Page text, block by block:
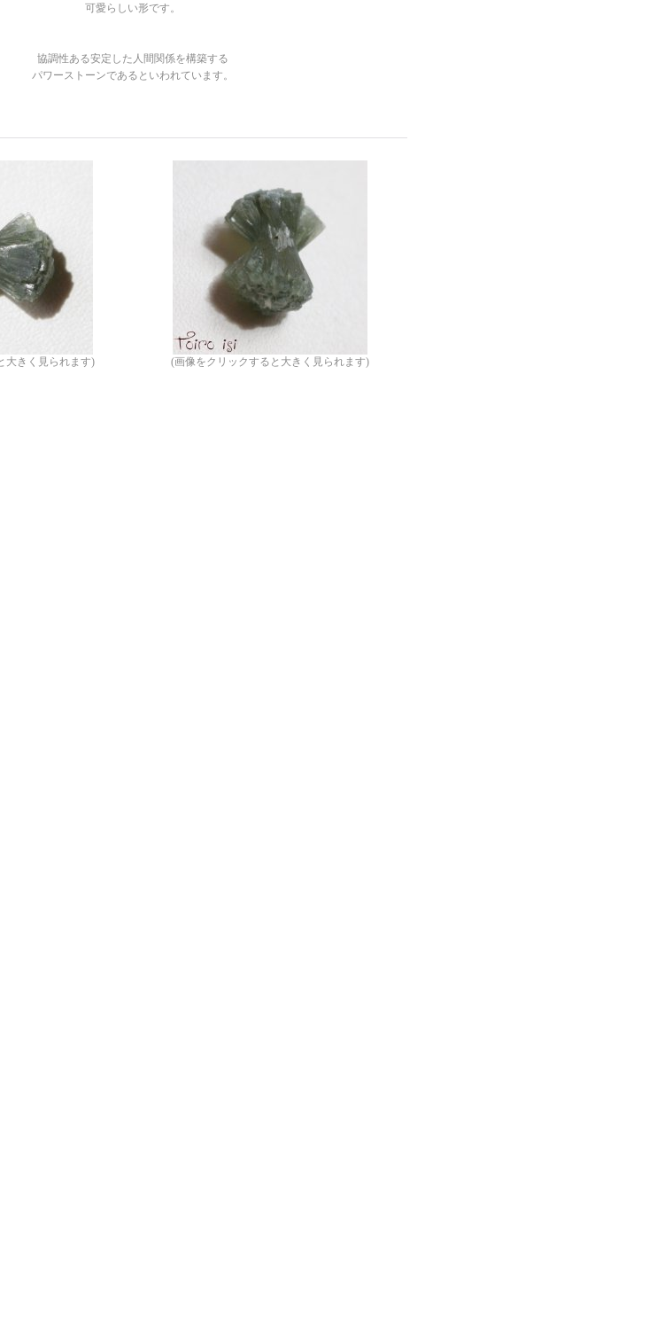
可愛らしい形です。
協調性ある安定した人間関係を構築する
パワーストーンであるといわれています。
大きく見られます) (画像をクリックすると大きく見られます)